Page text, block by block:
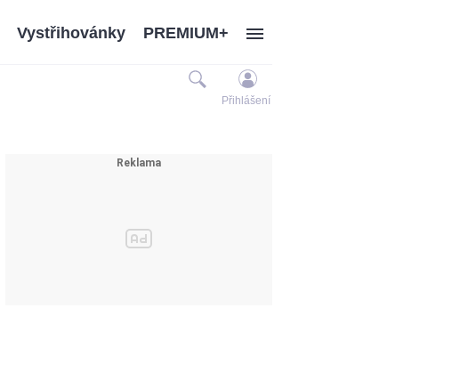
Vystřihovánky PREMIUM+
Přihlášení